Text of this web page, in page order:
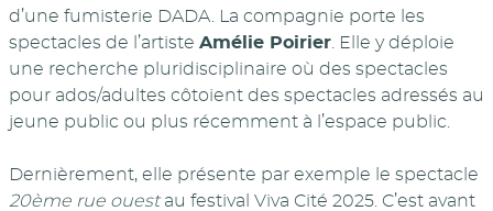
d’une fumisterie DADA. La compagnie porte les
spectacles de l’artiste Amélie Poirier . Elle y déploie
une recherche pluridisciplinaire où des spectacles
pour ados/adultes côtoient des spectacles adressés au
jeune public ou plus récemment à l’espace public.
Dernièrement, elle présente par exemple le spectacle
20ème rue ouestau festival Viva Cité 2025. C’est avant